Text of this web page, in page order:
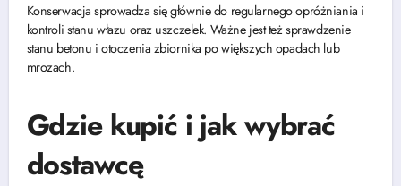
Konserwacja sprowadza się głównie do regularnego opróżniania i
kontroli stanu włazu oraz uszczelek. Ważne jest też sprawdzenie
stanu betonu i otoczenia zbiornika po większych opadach lub
mrozach.
Gdzie kupić i jak wybrać
dostawcę